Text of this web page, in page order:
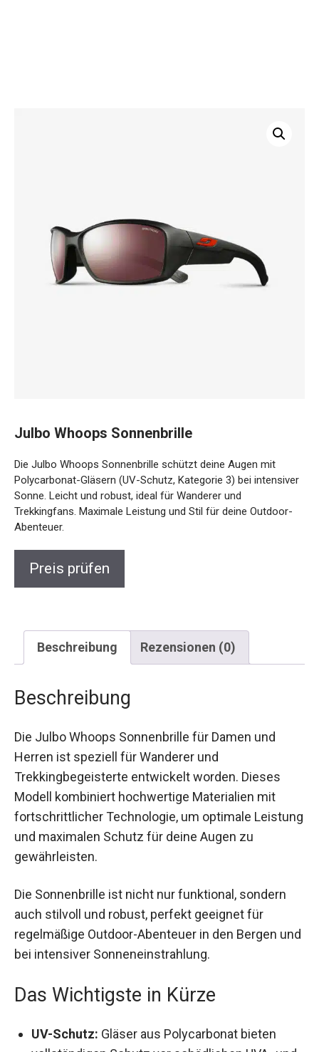
Polycarbonat-Gläsern (UV-Schutz, Kategorie 3) bei
intensiver Sonne. Leicht und robust, ideal für Wanderer und
Trekkingfans. Maximale Leistung und Stil für deine Outdoor-
Abenteuer.
Beschreibung Rezensionen (0)
Beschreibung
Herren ist speziell für Wanderer und
Trekkingbegeisterte entwickelt worden. Dieses
Modell kombiniert hochwertige Materialien mit
fortschrittlicher Technologie, um optimale
Leistung und maximalen Schutz für deine Augen
zu gewährleisten.
auch stilvoll und robust, perfekt geeignet für
regelmäßige Outdoor-Abenteuer in den Bergen
und bei intensiver Sonneneinstrahlung.
Das Wichtigste in Kürze
vollständigen Schutz vor schädlichen UVA-